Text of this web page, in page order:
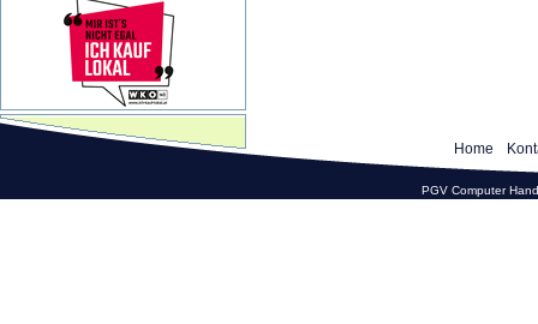
Home
PGV Computer